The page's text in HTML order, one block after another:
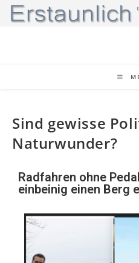
Sind gewisse
Naturwunder?
Radfahren ohne
einbeinig einen Berg